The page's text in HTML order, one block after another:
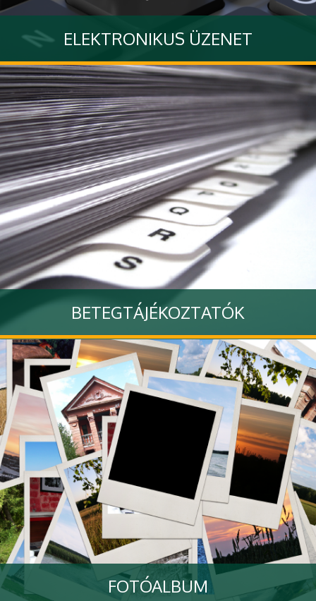
ELEKTRONIKUS ÜZENET
Küldjön nekünk üzenetet interaktív űrlapon keresztül
Tovább
BETEGTÁJÉKOZTATÓK
Tovább
FOTÓALBUM